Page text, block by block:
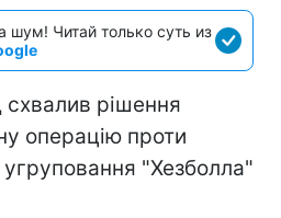
шум! Читай только суть из
схвалив рішення
операцію проти
угруповання "Хезболла"